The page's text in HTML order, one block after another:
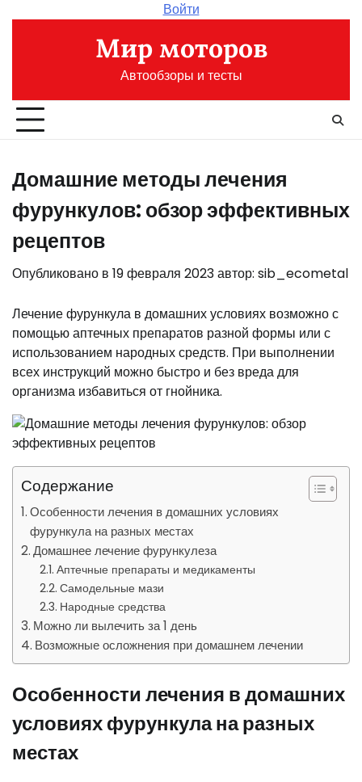
Войти
Мир моторов
Автообзоры и тесты
Домашние методы лечения
фурункулов: обзор эффективных
рецептов
Опубликовано в 19 февраля 2023автор: sib_ecometal
Лечение фурункула в домашних условиях возможно с
помощью аптечных препаратов разной формы или с
использованием народных средств. При выполнении
всех инструкций можно быстро и без вреда для
организма избавиться от гнойника.
Содержание
Особенности лечения в домашних условиях
фурункула на разных местах
Домашнее лечение фурункулеза
Аптечные препараты и медикаменты
Самодельные мази
Народные средства
Можно ли вылечить за 1 день
Возможные осложнения при домашнем лечении
Особенности лечения в домашних
условиях фурункула на разных
местах